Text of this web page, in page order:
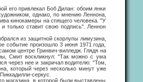
привлекал Боб Дилан: обоим янки
однако, по мнению Леннона,
кинокамеры на спящего человека. "У
только ставит свою подпись". Леннон
из защитной скорлупы лимузина,
событие произошло 3 июня 1971 года,
центре Гринвич-вилледж. Глядя на
Смит воскликнул: "Так можно с ума
через нее и закричал водителю: "Том,
который через несколько минут уже
серкус.
в которой были выставлены